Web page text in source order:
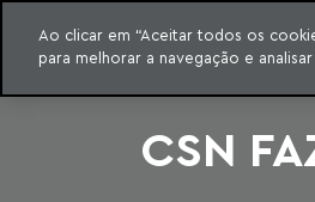
para o conteúdo
Machado Meyer
CONTEÚDO
CSN
Ao clicar em “Aceitar todos os
para melhorar a navegação e